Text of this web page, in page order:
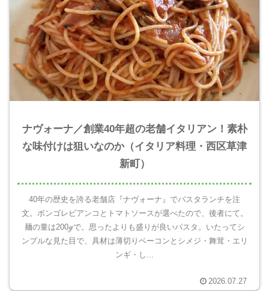
ナヴォーナ／創業40年超の老舗イタリアン！素朴
な味付けは狙いなのか（イタリア料理・西区草津
新町）
40年の歴史を誇る老舗店『ナヴォーナ』でパスタランチを注
文。ボンゴレビアンコとトマトソースが選べたので、後者にて。
麺の量は200ℊで。思ったよりも盛りが良いパスタ。いたってシ
ンプルな見た目で、具材は薄切りベーコンとシメジ・舞茸・エリ
ンギ・し...
2026.07.27